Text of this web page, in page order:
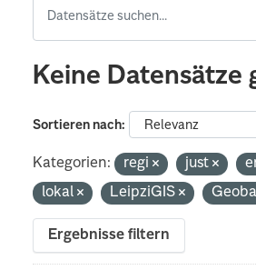
Keine Datensätze
Sortieren nach
Kategorien: regi just
lokal
LeipziGIS
Ergebnisse filtern